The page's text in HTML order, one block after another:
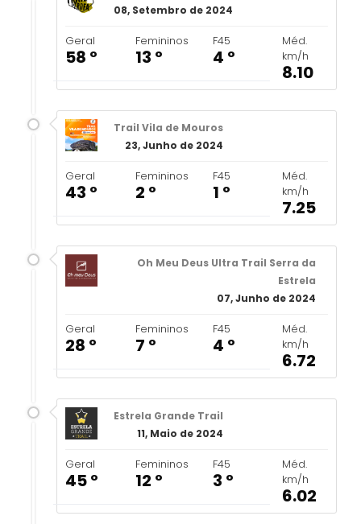
08, Setembro de 2024
Geral
58 º
Femininos
13 º
F45
4 º
Méd.
km/h
8.10
Trail Vila de Mouros
23, Junho de 2024
Geral
43 º
Femininos
2 º
F45
1 º
Méd.
km/h
7.25
Oh Meu Deus Ultra Trail Serra da
Estrela
07, Junho de 2024
Geral
28 º
Femininos
7 º
F45
4 º
Méd.
km/h
6.72
Estrela Grande Trail
11, Maio de 2024
Geral
45 º
Femininos
12 º
F45
3 º
Méd.
km/h
6.02